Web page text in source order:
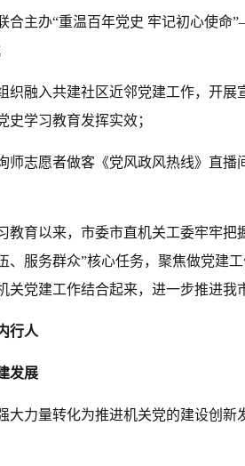
合主办“重温百年党史 牢记初心使
织融入共建社区近邻党建工作，开展
史学习教育发挥实效；
师志愿者做客《党风政风热线》直播
教育以来，市委市直机关工委牢牢把
、服务群众”核心任务，聚焦做党建
关党建工作结合起来，进一步推进我
行人
发展
大力量转化为推进机关党的建设创新